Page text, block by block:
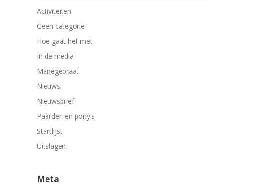
Activiteiten
Geen categorie
Hoe gaat het met
In de media
Manegepraat
Nieuws
Nieuwsbrief
Paarden en pony's
Startlijst
Uitslagen
Meta